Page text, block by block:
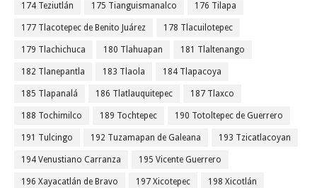
174 Teziutlán 175 Tianguismanalco 176 Tilapa
177 Tlacotepec de Benito Juárez 178 Tlacuilotepec
179 Tlachichuca 180 Tlahuapan 181 Tlaltenango
182 Tlanepantla 183 Tlaola 184 Tlapacoya
185 Tlapanalá 186 Tlatlauquitepec 187 Tlaxco
188 Tochimilco 189 Tochtepec 190 Totoltepec de Guerrero
191 Tulcingo 192 Tuzamapan de Galeana 193 Tzicatlacoyan
194 Venustiano Carranza 195 Vicente Guerrero
196 Xayacatlán de Bravo 197 Xicotepec 198 Xicotlán